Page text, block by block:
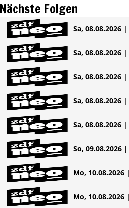
Nächste Folgen
Sa, 08.08.2026
Sa, 08.08.2026
Sa, 08.08.2026
Sa, 08.08.2026
Sa, 08.08.2026
So, 09.08.2026
Mo, 10.08.2026
Mo, 10.08.2026